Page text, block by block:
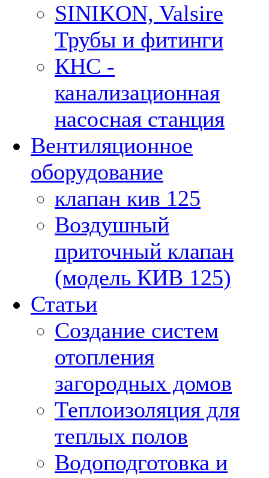
SINIKON, Valsire
Трубы и фитинги
КНС -
канализационная
насосная станция
Вентиляционное
оборудование
клапан кив 125
Воздушный
приточный клапан
(модель КИВ 125)
Статьи
Создание систем
отопления
загородных домов
Теплоизоляция для
теплых полов
Водоподготовка и